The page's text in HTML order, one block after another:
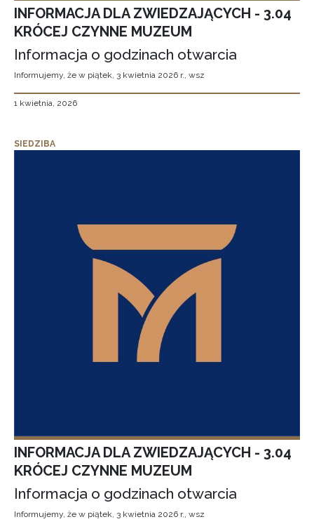
INFORMACJA DLA ZWIEDZAJĄCYCH - 3.04
KRÓCEJ CZYNNE MUZEUM
Informacja o godzinach otwarcia
Informujemy, że w piątek, 3 kwietnia 2026 r., wsz
1 kwietnia, 2026
SIEDZIBA
INFORMACJA DLA ZWIEDZAJĄCYCH - 3.04
KRÓCEJ CZYNNE MUZEUM
Informacja o godzinach otwarcia
Informujemy, że w piątek, 3 kwietnia 2026 r., wsz